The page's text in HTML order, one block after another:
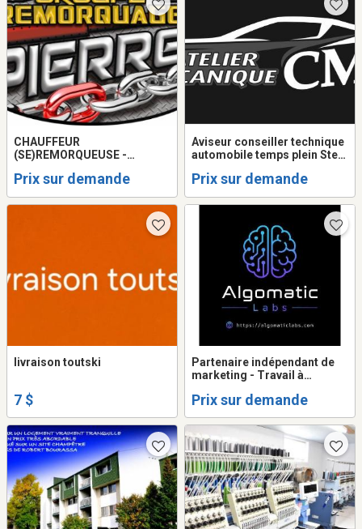
CHAUFFEUR
(SE)REMORQUEUSE -
CHAUFFEUR DE QUICK
Prix sur demande
Aviseur conseiller technique
automobile temps plein Ste-
Prix sur demande
livraison toutski
7 $
Partenaire indépendant de
marketing - Travail à
Prix sur demande